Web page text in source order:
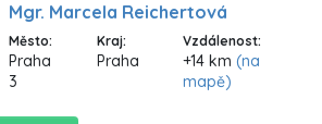
Mgr. Marcela Reichertová
Město:
Praha
3
Kraj:
Praha
Vzdálenost:
+14 km(na
mapě)